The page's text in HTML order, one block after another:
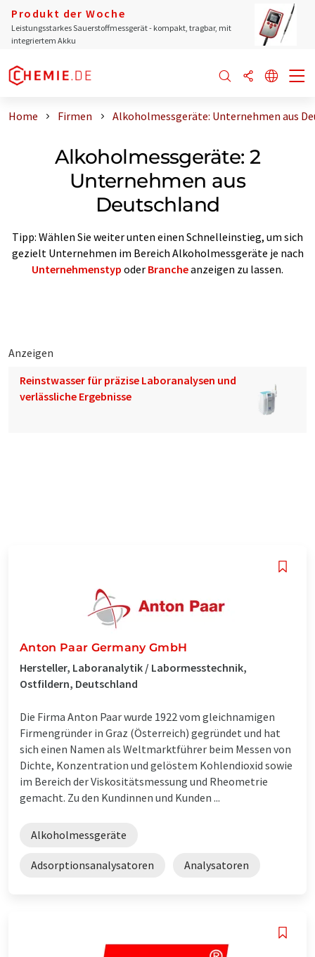
Produkt der Woche
Leistungsstarkes Sauerstoffmessgerät - kompakt, tragbar, mit
integriertem Akku
Home Firmen Alkoholmessgeräte: Unternehmen aus
Alkoholmessgeräte: 2
Unternehmen aus
Deutschland
Tipp: Wählen Sie weiter unten einen Schnelleinstieg, um sich
gezielt Unternehmen im Bereich Alkoholmessgeräte je nach
Unternehmenstyp oder Brancheanzeigen zu lassen.
Anzeigen
Reinstwasser für präzise Laboranalysen und
verlässliche Ergebnisse
Anton Paar Germany GmbH
Hersteller, Laboranalytik / Labormesstechnik,
Ostfildern, Deutschland
Die Firma Anton Paar wurde 1922 vom gleichnamigen
Firmengründer in Graz (Österreich) gegründet und hat
sich einen Namen als Weltmarktführer beim Messen von
Dichte, Konzentration und gelöstem Kohlendioxid sowie
im Bereich der Viskositätsmessung und Rheometrie
gemacht. Zu den Kundinnen und Kunden ...
Alkoholmessgeräte
Adsorptionsanalysatoren Analysatoren